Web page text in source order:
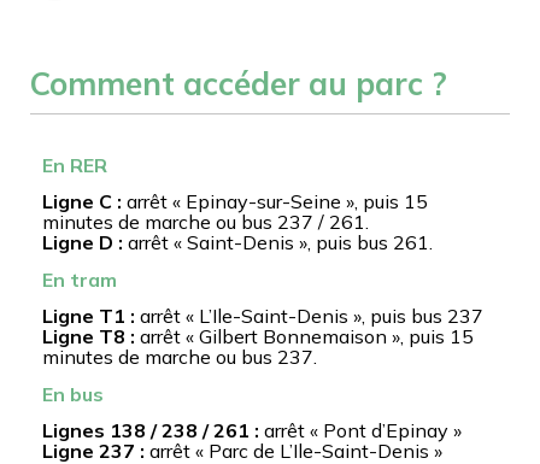
Comment accéder au parc ?
En RER
Ligne C : arrêt « Epinay-sur-Seine », puis 15
minutes de marche ou bus 237 / 261.
Ligne D : arrêt « Saint-Denis », puis bus 261.
En tram
Ligne T1 : arrêt « L’Ile-Saint-Denis », puis bus 237
Ligne T8 : arrêt « Gilbert Bonnemaison », puis 15
minutes de marche ou bus 237.
En bus
Lignes 138 / 238 / 261 : arrêt « Pont d’Epinay »
Ligne 237 : arrêt « Parc de L’Ile-Saint-Denis »